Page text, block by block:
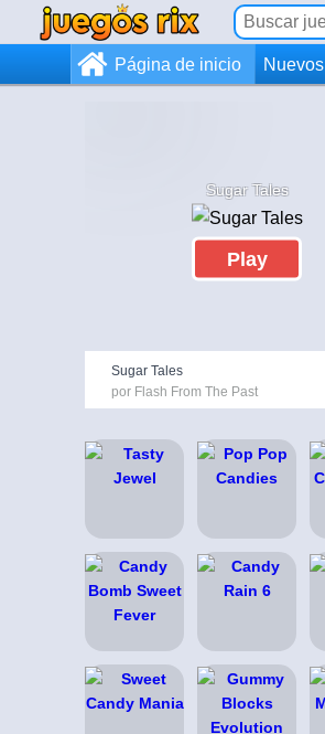
Página de inicio Nuevos
Sugar Tales
Play
Sugar Tales
por Flash From The Past